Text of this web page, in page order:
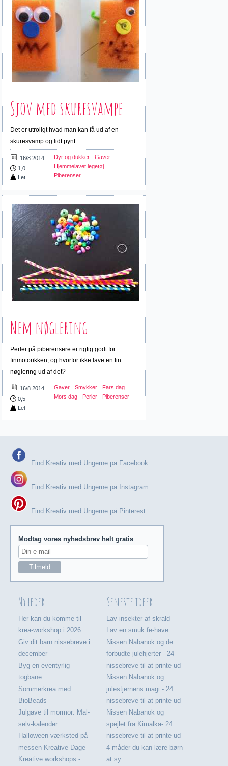
Sjov med skuresvampe
Det er utroligt hvad man kan få ud af en
skuresvamp og lidt pynt.
16/8 2014
1,0
Let
Dyr og dukker
Gaver
Hjemmelavet legetøj
Piberenser
Nem nøglering
Perler på piberensere er rigtig godt for
finmotorikken, og hvorfor ikke lave en fin
nøglering ud af det?
16/8 2014
0,5
Let
Gaver Smykker
Fars dag
Mors dag
Perler Piberenser
Find Kreativ med Ungerne på Facebook
Find Kreativ med Ungerne på Instagram
Find Kreativ med Ungerne på Pinterest
Modtag vores nyhedsbrev helt gratis
Nyheder
Her kan du komme til
krea-workshop i 2026
Giv dit barn nissebreve i
december
Byg en eventyrlig
togbane
Sommerkrea med
BioBeads
Julgave til mormor: Mal-
selv-kalender
Halloween-værksted på
messen Kreative Dage
Kreative workshops -
Seneste ideer
Lav insekter af skrald
Lav en smuk fe-have
Nissen Nabanok og de
forbudte julehjerter - 24
nissebreve til at printe ud
Nissen Nabanok og
julestjernens magi - 24
nissebreve til at printe ud
Nissen Nabanok og
spejlet fra Kimalka- 24
nissebreve til at printe ud
4 måder du kan lære børn
at sy